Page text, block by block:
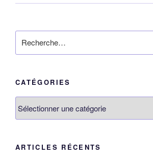
pour
CATÉGORIES
ARTICLES RÉCENTS